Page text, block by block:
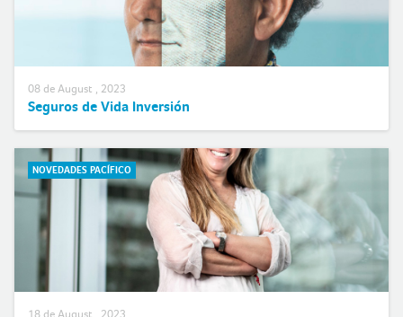
08 de August , 2023
Seguros de Vida Inversión
NOVEDADES PACÍFICO
18 de August , 2023